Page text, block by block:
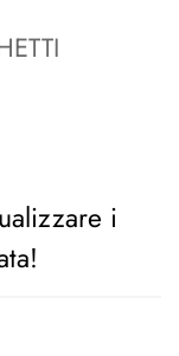
i